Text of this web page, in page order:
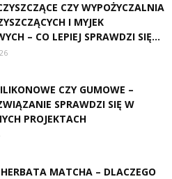
CZY WYPOŻYCZALNIA
I MYJEK
– CO LEPIEJ SPRAWDZI SIĘ...
CZY GUMOWE –
SPRAWDZI SIĘ W
PROJEKTACH
MATCHA – DLACZEGO